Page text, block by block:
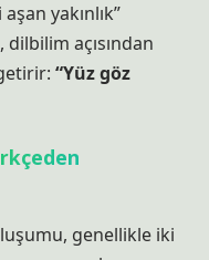
yakınlık”
açısından
“Yüz göz
genellikle iki